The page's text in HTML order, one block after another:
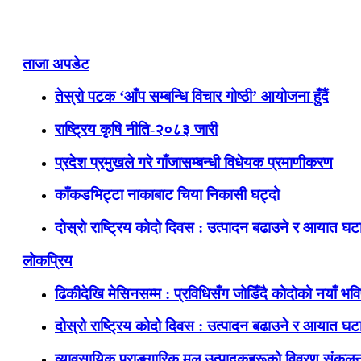
ताजा अपडेट
तेस्रो पटक ‘आँप सम्बन्धि विचार गोष्ठी’ आयोजना हुँदैं
राष्ट्रिय कृषि नीति-२०८३ जारी
प्रदेश प्रमुखले गरे गाँजासम्बन्धी विधेयक प्रमाणीकरण
काँकडभिट्टा नाकाबाट चिया निकासी घट्दो
दोस्रो राष्ट्रिय कोदो दिवस : उत्पादन बढाउने र आयात
लोकप्रिय
ढिकीदेखि मेसिनसम्म : प्रविधिसँग जोडिँदै कोदोको नयाँ
दोस्रो राष्ट्रिय कोदो दिवस : उत्पादन बढाउने र आयात